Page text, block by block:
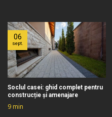
Soclul casei: ghid complet pentru
construcție și amenajare
9min
06
sept.